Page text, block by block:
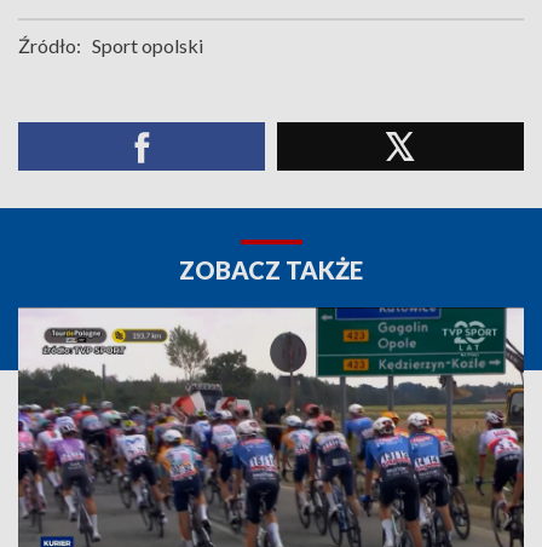
Źródło: Sport opolski
ZOBACZ TAKŻE